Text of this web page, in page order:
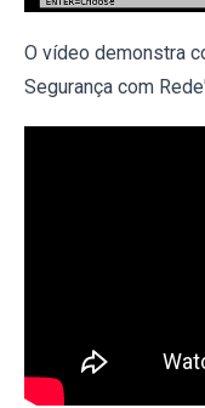
O vídeo demonstra
Segurança com